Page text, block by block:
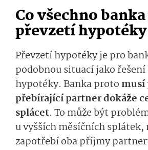
Co všechno
převzetí
Převzetí hypotéky je pro
podobnou situací jako řešení
hypotéky. Banka proto musí
přebírající partner dokáže
splácet. To může být
u vyšších měsíčních splátek,
zapotřebí oba příjmy